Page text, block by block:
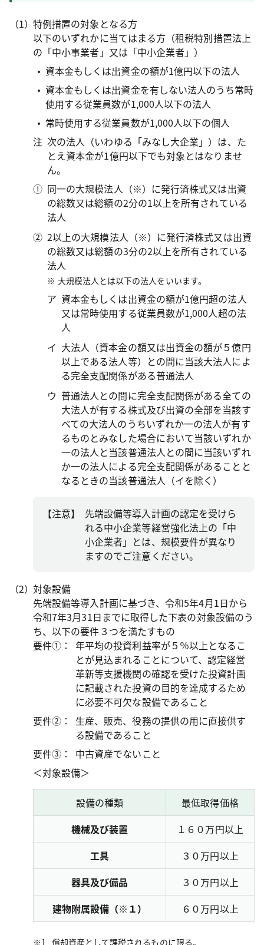
特例措置の対象となる方
以下のいずれかに当てはまる方（租税特別措置法上
の「中小事業者」又は「中小企業者」）
資本金もしくは出資金の額が1億円以下の法人
資本金もしくは出資金を有しない法人のうち常時
使用する従業員数が1,000人以下の法人
常時使用する従業員数が1,000人以下の個人
注 次の法人（いわゆる「みなし大企業」）は、た
とえ資本金が1億円以下でも対象とはなりませ
ん。
同一の大規模法人（※）に発行済株式又は出資
の総数又は総額の2分の1以上を所有されている
法人
2以上の大規模法人（※）に発行済株式又は出資
の総数又は総額の3分の2以上を所有されている
法人
大規模法人とは以下の法人をいいます。
資本金もしくは出資金の額が1億円超の法人
又は常時使用する従業員数が1,000人超の法
人
大法人（資本金の額又は出資金の額が５億円
以上である法人等）との間に当該大法人によ
る完全支配関係がある普通法人
普通法人との間に完全支配関係がある全ての
大法人が有する株式及び出資の全部を当該す
べての大法人のうちいずれか一の法人が有す
るものとみなした場合において当該いずれか
一の法人と当該普通法人との間に当該いずれ
か一の法人による完全支配関係があることと
なるときの当該普通法人（イを除く）
【注意】
先端設備等導入計画の認定を受けら
れる中小企業等経営強化法上の「中
小企業者」とは、規模要件が異なり
ますのでご注意ください。
対象設備
先端設備等導入計画に基づき、令和5年4月1日から
令和7年3月31日までに取得した下表の対象設備のう
ち、以下の要件３つを満たすもの
要件①：
年平均の投資利益率が５％以上となるこ
とが見込まれることについて、認定経営
革新等支援機関の確認を受けた投資計画
に記載された投資の目的を達成するため
に必要不可欠な設備であること
要件②：
生産、販売、役務の提供の用に直接供す
る設備であること
要件③：
中古資産でないこと
＜対象設備＞
設備の種類
最低取得価格
機械及び装置
１６０万円以上
工具
３０万円以上
器具及び備品
３０万円以上
建物附属設備（※１）
６０万円以上
償却資産として課税されるものに限る。